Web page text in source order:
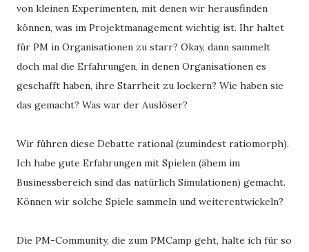
von kleinen Experimenten, mit denen wir herausfinden
können, was im Projektmanagement wichtig ist. Ihr haltet
für PM in Organisationen zu starr? Okay, dann sammelt
doch mal die Erfahrungen, in denen Organisationen es
geschafft haben, ihre Starrheit zu lockern? Wie haben sie
das gemacht? Was war der Auslöser?
Wir führen diese Debatte rational (zumindest ratiomorph).
Ich habe gute Erfahrungen mit Spielen (ähem im
Businessbereich sind das natürlich Simulationen) gemacht.
Können wir solche Spiele sammeln und weiterentwickeln?
Die PM-Community, die zum PMCamp geht, halte ich für so